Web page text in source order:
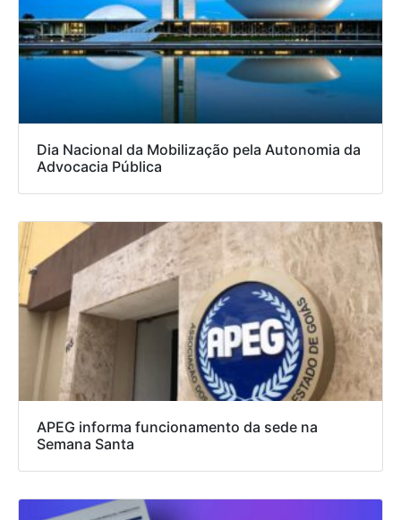
Dia Nacional da Mobilização pela Autonomia da
Advocacia Pública
APEG informa funcionamento da sede na
Semana Santa